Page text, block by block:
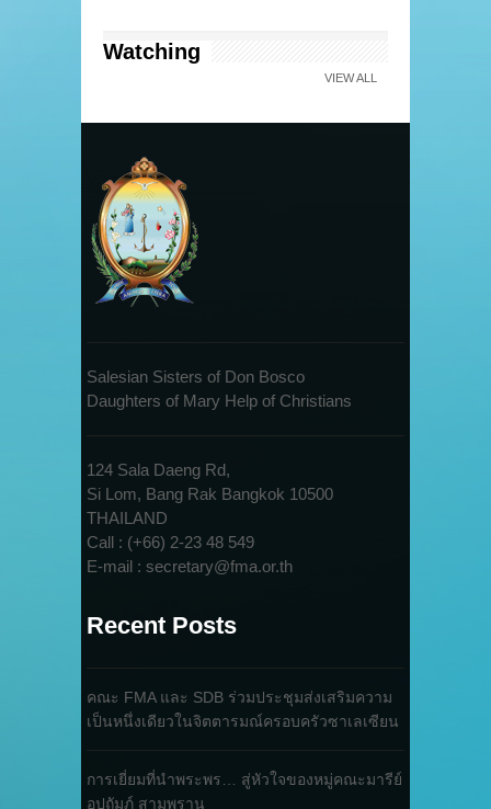
Watching
VIEW ALL
Salesian Sisters of Don Bosco
Daughters of Mary Help of Christians
124 Sala Daeng Rd,
Si Lom, Bang Rak Bangkok 10500
THAILAND
Call : (+66) 2-23 48 549
E-mail : secretary@fma.or.th
Recent Posts
คณะ FMA และ SDB ร่วมประชุมส่งเสริมความ
เป็นหนึ่งเดียวในจิตตารมณ์ครอบครัวซาเลเซียน
การเยี่ยมที่นำพระพร… สู่หัวใจของหมู่คณะมารีย์
อุปถัมภ์ สามพราน